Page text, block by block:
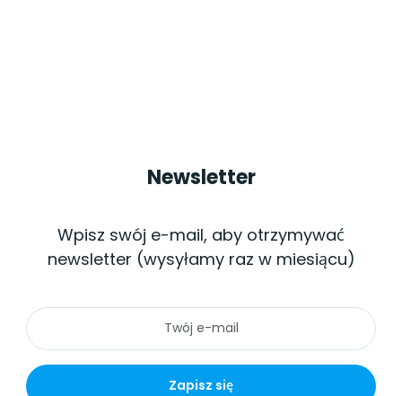
Newsletter
Wpisz swój e-mail, aby otrzymywać
newsletter (wysyłamy raz w miesiącu)
Zapisz się